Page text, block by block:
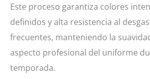
Este proceso garantiza colores
definidos y alta resistencia al
frecuentes, manteniendo la
aspecto profesional del uniforme
temporada.